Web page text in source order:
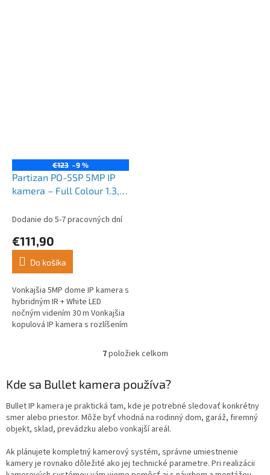
€123 –9 %
Partizan PO-5SP 5MP IP
kamera – Full Colour 1.3,
Dodanie do 5-7 pracovných dní
€111,90
Do košíka
Vonkajšia 5MP dome IP kamera s
hybridným IR + White LED
nočným videním 30 m Vonkajšia
kopulová IP kamera s rozlíšením
O
l
á
d
a
c
e
p
7položiek celkom
Kde sa Bullet kamera používa?
Bullet IP kamera je praktická tam, kde je potrebné sledovať konkrétny
smer alebo priestor. Môže byť vhodná na rodinný dom, garáž, firemný
objekt, sklad, prevádzku alebo vonkajší areál.
Ak plánujete kompletný kamerový systém, správne umiestnenie
kamery je rovnako dôležité ako jej technické parametre. Pri realizácii